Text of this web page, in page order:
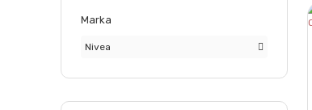
Marka
Nivea